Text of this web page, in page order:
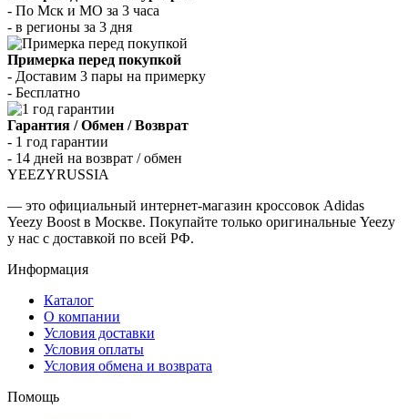
- По Мск и МО за 3 часа
- в регионы за 3 дня
Примерка перед покупкой
- Доставим 3 пары на примерку
- Бесплатно
Гарантия / Обмен / Возврат
- 1 год гарантии
- 14 дней на возврат / обмен
YEEZYRUSSIA
— это официальный интернет-магазин кроссовок Adidas
Yeezy Boost в Москве. Покупайте только оригинальные Yeezy
у нас с доставкой по всей РФ.
Информация
Каталог
О компании
Условия доставки
Условия оплаты
Условия обмена и возврата
Помощь